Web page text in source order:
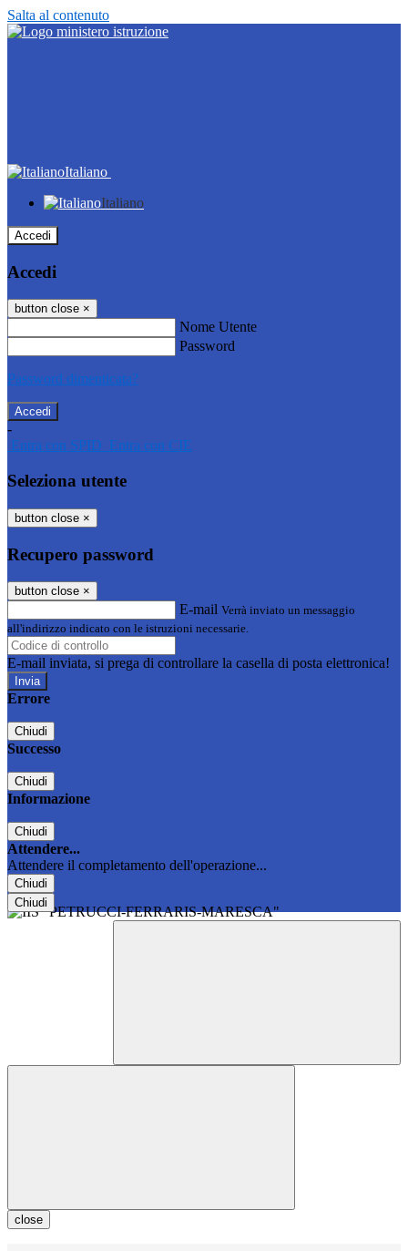
Salta al contenuto
Italiano
Italiano
Accedi
Accedi
button close ×
Nome Utente
Password
Password dimenticata?
-
Entra con SPID Entra con CIE
Seleziona utente
button close ×
Recupero password
button close ×
E-mail Verrà inviato un messaggio
all'indirizzo indicato con le istruzioni necessarie.
E-mail inviata, si prega di controllare la casella di posta elettronica!
Errore
Chiudi
Successo
Chiudi
Informazione
Chiudi
Attendere...
Attendere il completamento dell'operazione...
Chiudi
Chiudi
close